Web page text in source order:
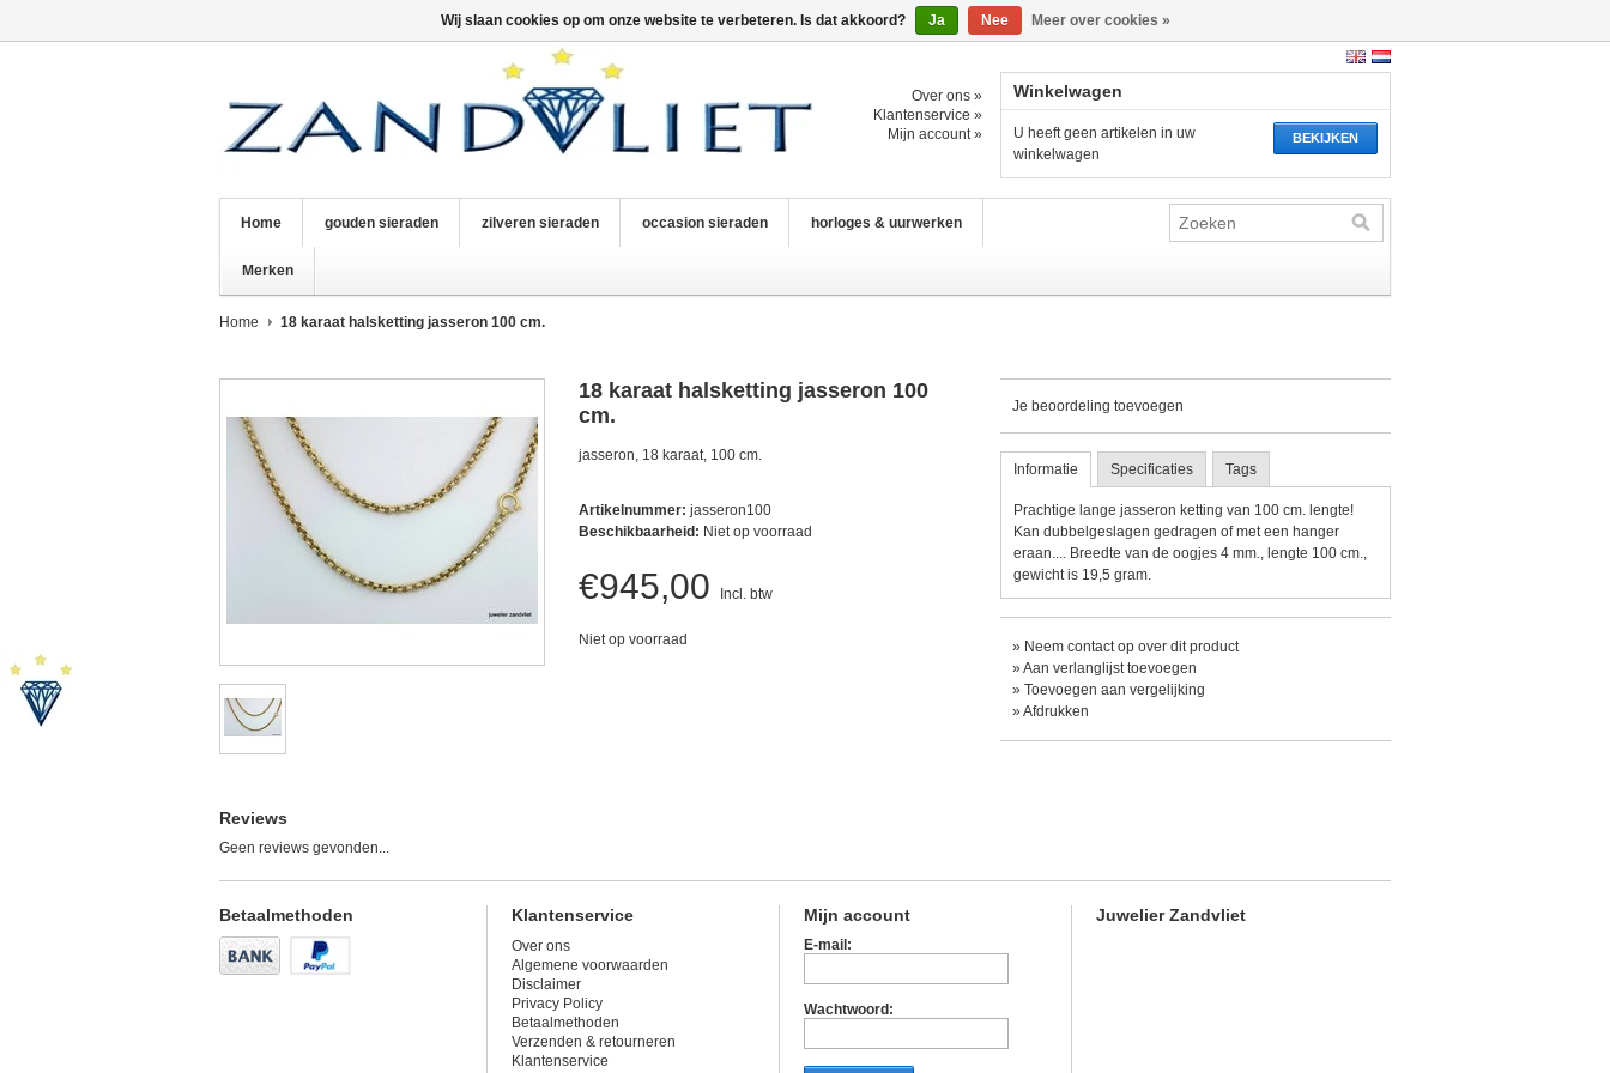
Over ons »
Klantenservice »
Mijn account »
Winkelwagen
BEKIJKEN
U heeft geen artikelen in uw
winkelwagen
Home gouden sieraden zilveren sieraden occasion sieraden horloges & uurwerken
Merken
Home 18 karaat halsketting jasseron 100 cm.
18 karaat halsketting jasseron 100
cm.
jasseron, 18 karaat, 100 cm.
Artikelnummer: jasseron100
Beschikbaarheid: Niet op voorraad
€945,00 Incl. btw
Niet op voorraad
Reviews
Geen reviews gevonden...
Je beoordeling toevoegen
Informatie Specificaties Tags
Prachtige lange jasseron ketting van 100 cm. lengte!
Kan dubbelgeslagen gedragen of met een hanger
eraan.... Breedte van de oogjes 4 mm., lengte 100 cm.,
gewicht is 19,5 gram.
» Neem contact op over dit product
»Aan verlanglijst toevoegen
» Toevoegen aan vergelijking
»Afdrukken
Betaalmethoden Klantenservice
Over ons
Algemene voorwaarden
Disclaimer
Privacy Policy
Betaalmethoden
Verzenden & retourneren
Klantenservice
Mijn account
E-mail:
Wachtwoord:
Juwelier Zandvliet
Wij slaan cookies op om onze website te verbeteren. Is dat akkoord? Ja Nee Meer over cookies »